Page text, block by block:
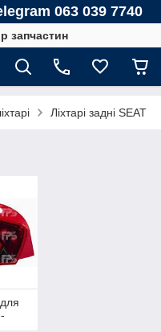
063 039 7740
запчастин
Ліхтарі задні SEAT
для